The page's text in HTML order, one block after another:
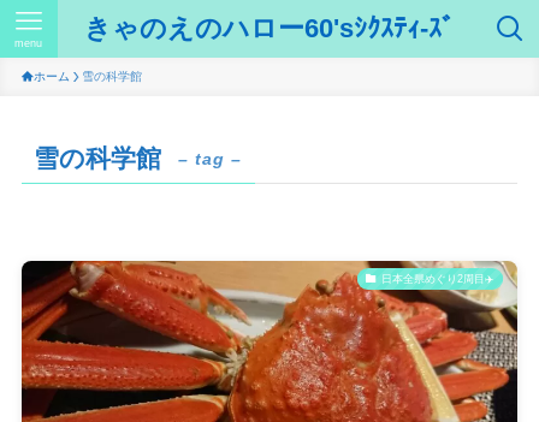
きゃのえのハロー60'sｼｸｽﾃｨ-ｽﾞ
menu
ホーム 雪の科学館
雪の科学館 – tag –
日本全県めぐり2周目✈️